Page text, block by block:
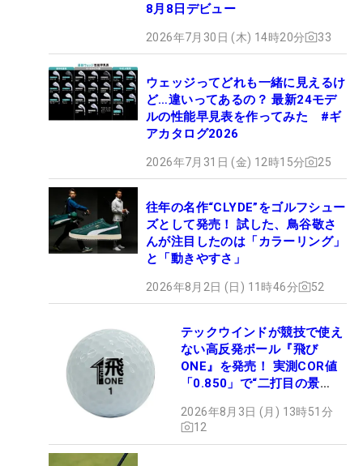
8月8日デビュー
2026年7月30日 (木) 14時20分 33
ウェッジってどれも一緒に見えるけ
ど…違いってあるの？ 最新24モデ
ルの性能早見表を作ってみた #ギ
アカタログ2026
2026年7月31日 (金) 12時15分 25
往年の名作“CLYDE”をゴルフシュー
ズとして発売！ 試した、鳥谷敬さ
んが注目したのは「カラーリング」
と「動きやすさ」
2026年8月2日 (日) 11時46分 52
テックウインドが競技で使え
ない高反発ボール『飛び
ONE』を発売！ 実測COR値
「0.850」で“二打目の景
2026年8月3日 (月) 13時51分
12